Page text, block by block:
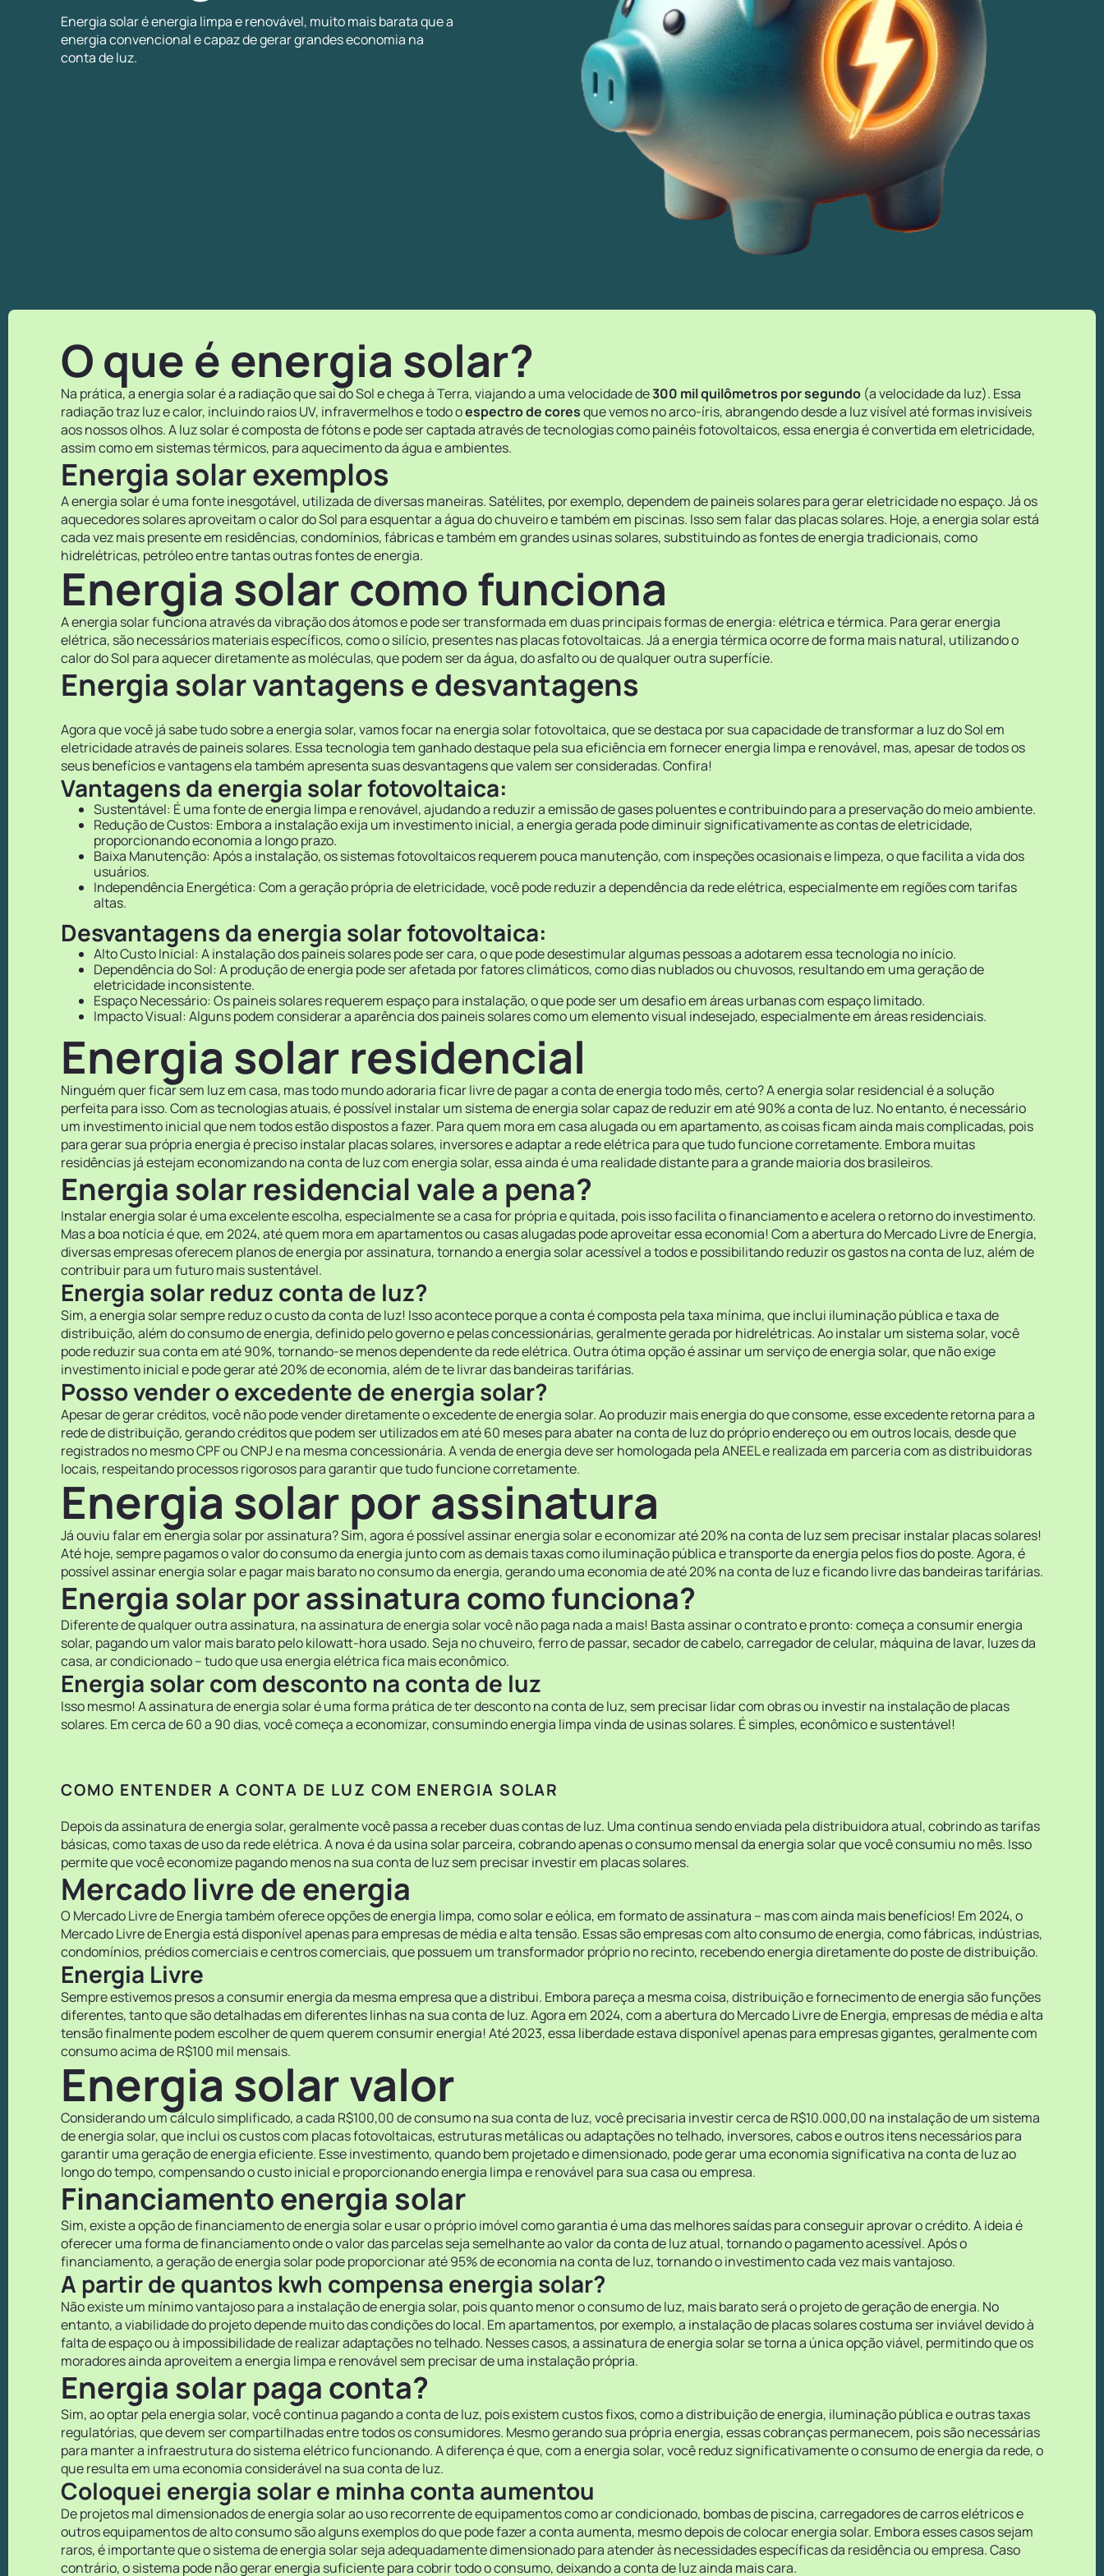
Energia solar é energia limpa e renovável, muito mais barata que a
energia convencional e capaz de gerar grandes economia na
conta de luz.
O que é energia solar?
Na prática, a energia solar é a radiação que sai do Sol e chega à Terra, viajando a uma velocidade de300 mil quilômetros por segundo (a velocidade da luz). Essa
radiação traz luz e calor, incluindo raios UV, infravermelhos e todo oespectro de coresque vemos no arco-íris, abrangendo desde a luz visível até formas invisíveis
aos nossos olhos. A luz solar é composta de fótons e pode ser captada através de tecnologias como painéis fotovoltaicos, essa energia é convertida em eletricidade,
assim como em sistemas térmicos, para aquecimento da água e ambientes.
Energia solar exemplos
A energia solar é uma fonte inesgotável, utilizada de diversas maneiras. Satélites, por exemplo, dependem de paineis solares para gerar eletricidade no espaço. Já os
aquecedores solares aproveitam o calor do Sol para esquentar a água do chuveiro e também em piscinas. Isso sem falar das placas solares. Hoje, a energia solar está
cada vez mais presente em residências, condomínios, fábricas e também em grandes usinas solares, substituindo as fontes de energia tradicionais, como
hidrelétricas, petróleo entre tantas outras fontes de energia.
Energia solar como funciona
A energia solar funciona através da vibração dos átomos e pode ser transformada em duas principais formas de energia: elétrica e térmica. Para gerar energia
elétrica, são necessários materiais específicos, como o silício, presentes nas placas fotovoltaicas. Já a energia térmica ocorre de forma mais natural, utilizando o
calor do Sol para aquecer diretamente as moléculas, que podem ser da água, do asfalto ou de qualquer outra superfície.
Energia solar vantagens e desvantagens
Agora que você já sabe tudo sobre a energia solar, vamos focar na energia solar fotovoltaica, que se destaca por sua capacidade de transformar a luz do Sol em
eletricidade através de paineis solares. Essa tecnologia tem ganhado destaque pela sua eficiência em fornecer energia limpa e renovável, mas, apesar de todos os
seus benefícios e vantagens ela também apresenta suas desvantagens que valem ser consideradas. Confira!
Vantagens da energia solar fotovoltaica:
Sustentável: É uma fonte de energia limpa e renovável, ajudando a reduzir a emissão de gases poluentes e contribuindo para a preservação do meio ambiente.
Redução de Custos: Embora a instalação exija um investimento inicial, a energia gerada pode diminuir significativamente as contas de eletricidade,
proporcionando economia a longo prazo.
Baixa Manutenção: Após a instalação, os sistemas fotovoltaicos requerem pouca manutenção, com inspeções ocasionais e limpeza, o que facilita a vida dos
usuários.
Independência Energética: Com a geração própria de eletricidade, você pode reduzir a dependência da rede elétrica, especialmente em regiões com tarifas
altas.
Desvantagens da energia solar fotovoltaica:
Alto Custo Inicial: A instalação dos paineis solares pode ser cara, o que pode desestimular algumas pessoas a adotarem essa tecnologia no início.
Dependência do Sol: A produção de energia pode ser afetada por fatores climáticos, como dias nublados ou chuvosos, resultando em uma geração de
eletricidade inconsistente.
Espaço Necessário: Os paineis solares requerem espaço para instalação, o que pode ser um desafio em áreas urbanas com espaço limitado.
Impacto Visual: Alguns podem considerar a aparência dos paineis solares como um elemento visual indesejado, especialmente em áreas residenciais.
Energia solar residencial
Ninguém quer ficar sem luz em casa, mas todo mundo adoraria ficar livre de pagar a conta de energia todo mês, certo? A energia solar residencial é a solução
perfeita para isso. Com as tecnologias atuais, é possível instalar um sistema de energia solar capaz de reduzir em até 90% a conta de luz. No entanto, é necessário
um investimento inicial que nem todos estão dispostos a fazer. Para quem mora em casa alugada ou em apartamento, as coisas ficam ainda mais complicadas, pois
para gerar sua própria energia é preciso instalar placas solares, inversores e adaptar a rede elétrica para que tudo funcione corretamente. Embora muitas
residências já estejam economizando na conta de luz com energia solar, essa ainda é uma realidade distante para a grande maioria dos brasileiros.
Energia solar residencial vale a pena?
Instalar energia solar é uma excelente escolha, especialmente se a casa for própria e quitada, pois isso facilita o financiamento e acelera o retorno do investimento.
Mas a boa notícia é que, em 2024, até quem mora em apartamentos ou casas alugadas pode aproveitar essa economia! Com a abertura do Mercado Livre de Energia,
diversas empresas oferecem planos de energia por assinatura, tornando a energia solar acessível a todos e possibilitando reduzir os gastos na conta de luz, além de
contribuir para um futuro mais sustentável.
Energia solar reduz conta de luz?
Sim, a energia solar sempre reduz o custo da conta de luz! Isso acontece porque a conta é composta pela taxa mínima, que inclui iluminação pública e taxa de
distribuição, além do consumo de energia, definido pelo governo e pelas concessionárias, geralmente gerada por hidrelétricas. Ao instalar um sistema solar, você
pode reduzir sua conta em até 90%, tornando-se menos dependente da rede elétrica. Outra ótima opção é assinar um serviço de energia solar, que não exige
investimento inicial e pode gerar até 20% de economia, além de te livrar das bandeiras tarifárias.
Posso vender o excedente de energia solar?
Apesar de gerar créditos, você não pode vender diretamente o excedente de energia solar. Ao produzir mais energia do que consome, esse excedente retorna para a
rede de distribuição, gerando créditos que podem ser utilizados em até 60 meses para abater na conta de luz do próprio endereço ou em outros locais, desde que
registrados no mesmo CPF ou CNPJ e na mesma concessionária. A venda de energia deve ser homologada pela ANEEL e realizada em parceria com as distribuidoras
locais, respeitando processos rigorosos para garantir que tudo funcione corretamente.
Energia solar por assinatura
Já ouviu falar em energia solar por assinatura? Sim, agora é possível assinar energia solar e economizar até 20% na conta de luz sem precisar instalar placas solares!
Até hoje, sempre pagamos o valor do consumo da energia junto com as demais taxas como iluminação pública e transporte da energia pelos fios do poste. Agora, é
possível assinar energia solar e pagar mais barato no consumo da energia, gerando uma economia de até 20% na conta de luz e ficando livre das bandeiras tarifárias.
Energia solar por assinatura como funciona?
Diferente de qualquer outra assinatura, na assinatura de energia solar você não paga nada a mais! Basta assinar o contrato e pronto: começa a consumir energia
solar, pagando um valor mais barato pelo kilowatt-hora usado. Seja no chuveiro, ferro de passar, secador de cabelo, carregador de celular, máquina de lavar, luzes da
casa, ar condicionado – tudo que usa energia elétrica fica mais econômico.
Energia solar com desconto na conta de luz
Isso mesmo! A assinatura de energia solar é uma forma prática de ter desconto na conta de luz, sem precisar lidar com obras ou investir na instalação de placas
solares. Em cerca de 60 a 90 dias, você começa a economizar, consumindo energia limpa vinda de usinas solares. É simples, econômico e sustentável!
COMO ENTENDER A CONTA DE LUZ COM ENERGIA SOLAR
Depois da assinatura de energia solar, geralmente você passa a receber duas contas de luz. Uma continua sendo enviada pela distribuidora atual, cobrindo as tarifas
básicas, como taxas de uso da rede elétrica. A nova é da usina solar parceira, cobrando apenas o consumo mensal da energia solar que você consumiu no mês. Isso
permite que você economize pagando menos na sua conta de luz sem precisar investir em placas solares.
Mercado livre de energia
O Mercado Livre de Energia também oferece opções de energia limpa, como solar e eólica, em formato de assinatura – mas com ainda mais benefícios! Em 2024, o
Mercado Livre de Energia está disponível apenas para empresas de média e alta tensão. Essas são empresas com alto consumo de energia, como fábricas, indústrias,
condomínios, prédios comerciais e centros comerciais, que possuem um transformador próprio no recinto, recebendo energia diretamente do poste de distribuição.
Energia Livre
Sempre estivemos presos a consumir energia da mesma empresa que a distribui. Embora pareça a mesma coisa, distribuição e fornecimento de energia são funções
diferentes, tanto que são detalhadas em diferentes linhas na sua conta de luz. Agora em 2024, com a abertura do Mercado Livre de Energia, empresas de média e alta
tensão finalmente podem escolher de quem querem consumir energia! Até 2023, essa liberdade estava disponível apenas para empresas gigantes, geralmente com
consumo acima de R$100 mil mensais.
Energia solar valor
Considerando um cálculo simplificado, a cada R$100,00 de consumo na sua conta de luz, você precisaria investir cerca de R$10.000,00 na instalação de um sistema
de energia solar, que inclui os custos com placas fotovoltaicas, estruturas metálicas ou adaptações no telhado, inversores, cabos e outros itens necessários para
garantir uma geração de energia eficiente. Esse investimento, quando bem projetado e dimensionado, pode gerar uma economia significativa na conta de luz ao
longo do tempo, compensando o custo inicial e proporcionando energia limpa e renovável para sua casa ou empresa.
Financiamento energia solar
Sim, existe a opção de financiamento de energia solar e usar o próprio imóvel como garantia é uma das melhores saídas para conseguir aprovar o crédito. A ideia é
oferecer uma forma de financiamento onde o valor das parcelas seja semelhante ao valor da conta de luz atual, tornando o pagamento acessível. Após o
financiamento, a geração de energia solar pode proporcionar até 95% de economia na conta de luz, tornando o investimento cada vez mais vantajoso.
A partir de quantos kwh compensa energia solar?
Não existe um mínimo vantajoso para a instalação de energia solar, pois quanto menor o consumo de luz, mais barato será o projeto de geração de energia. No
entanto, a viabilidade do projeto depende muito das condições do local. Em apartamentos, por exemplo, a instalação de placas solares costuma ser inviável devido à
falta de espaço ou à impossibilidade de realizar adaptações no telhado. Nesses casos, a assinatura de energia solar se torna a única opção viável, permitindo que os
moradores ainda aproveitem a energia limpa e renovável sem precisar de uma instalação própria.
Energia solar paga conta?
Sim, ao optar pela energia solar, você continua pagando a conta de luz, pois existem custos fixos, como a distribuição de energia, iluminação pública e outras taxas
regulatórias, que devem ser compartilhadas entre todos os consumidores. Mesmo gerando sua própria energia, essas cobranças permanecem, pois são necessárias
para manter a infraestrutura do sistema elétrico funcionando. A diferença é que, com a energia solar, você reduz significativamente o consumo de energia da rede, o
que resulta em uma economia considerável na sua conta de luz.
Coloquei energia solar e minha conta aumentou
De projetos mal dimensionados de energia solar ao uso recorrente de equipamentos como ar condicionado, bombas de piscina, carregadores de carros elétricos e
outros equipamentos de alto consumo são alguns exemplos do que pode fazer a conta aumenta, mesmo depois de colocar energia solar. Embora esses casos sejam
raros, é importante que o sistema de energia solar seja adequadamente dimensionado para atender às necessidades específicas da residência ou empresa. Caso
contrário, o sistema pode não gerar energia suficiente para cobrir todo o consumo, deixando a conta de luz ainda mais cara.